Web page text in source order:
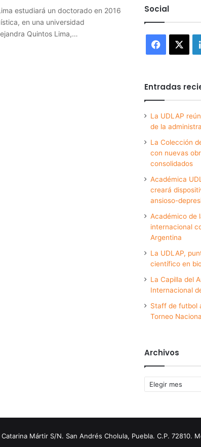
estudiará un doctorado en 2016
en una universidad
Quintos Lima,…
Social
Entradas
La UDLAP
de la
La Colección
con nuevas
consolidados
Académica
creará
ansioso-
Académico de
internacional
Argentina
La UDLAP,
científico en
La Capilla del
Internacional
Staff de futbol
Torneo
Archivos
Archivos
Mártir S/N. San Andrés Cholula, Puebla. C.P. 72810.